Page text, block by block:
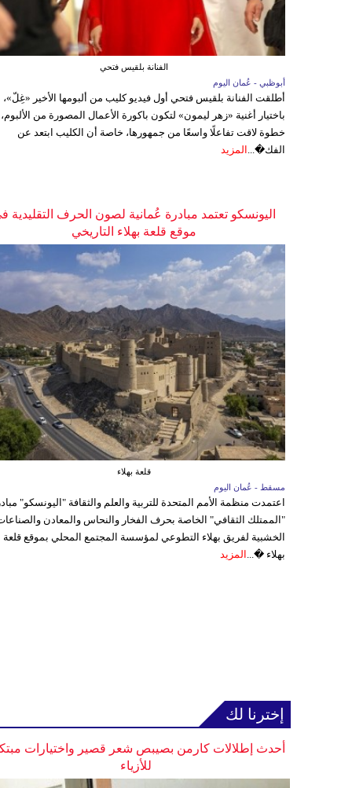
الفنانة بلقيس فتحي
أبوظبي - عُمان اليوم
أطلقت الفنانة بلقيس فتحي أول فيديو كليب من ألبومها الأخير «غِلّ»،
باختيار أغنية «زهر ليمون» لتكون باكورة الأعمال المصورة من
خطوة لاقت تفاعلًا واسعًا من جمهورها، خاصة أن الكليب ابتعد عن
الفك�... المزيد
اليونسكو تعتمد مبادرة عُمانية لصون الحرف التقليدية
موقع قلعة بهلاء التاريخي
قلعة بهلاء
مسقط - عُمان اليوم
اعتمدت منظمة الأمم المتحدة للتربية والعلم والثقافة "اليونسكو"
"الممتلك الثقافي" الخاصة بحرف الفخار والنحاس والمعادن
الخشبية لفريق بهلاء التطوعي لمؤسسة المجتمع المحلي بموقع قلعة
بهلاء �... المزيد
إخترنا لك
أحدث إطلالات كارمن بصيبص شعر قصير واختيارات
للأزياء